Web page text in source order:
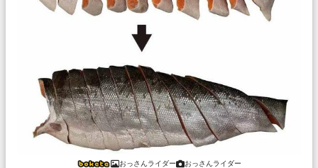
おっさんライダー おっさんライダー